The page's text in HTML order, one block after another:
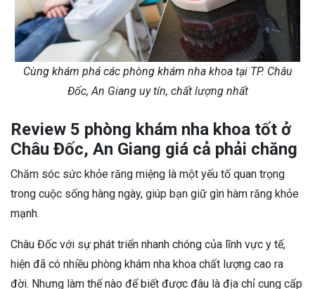
Cùng khám phá các phòng khám nha khoa tại TP. Châu
Đốc, An Giang uy tín, chất lượng nhất
Review 5 phòng khám nha khoa tốt ở
Châu Đốc, An Giang giá cả phải chăng
Chăm sóc sức khỏe răng miệng là một yếu tố quan trọng
trong cuộc sống hàng ngày, giúp bạn giữ gìn hàm răng khỏe
mạnh.
Châu Đốc với sự phát triển nhanh chóng của lĩnh vực y tế,
hiện đã có nhiều phòng khám nha khoa chất lượng cao ra
đời. Nhưng làm thế nào để biết được đâu là địa chỉ cung cấp